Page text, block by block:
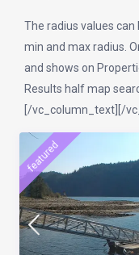
The radius values
min and max radius.
and shows on
Results half map
[/vc_column_text][/
featured